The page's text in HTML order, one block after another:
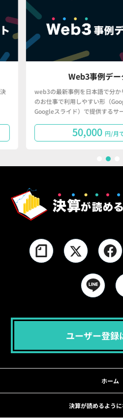
Web3事例デー
web3の最新事例を日本語で分
のお仕事で利用しやすい形（
Googleスライド）で提供するサ
50,000 円/月
ユーザー登録
ホーム
決算が読めるよう